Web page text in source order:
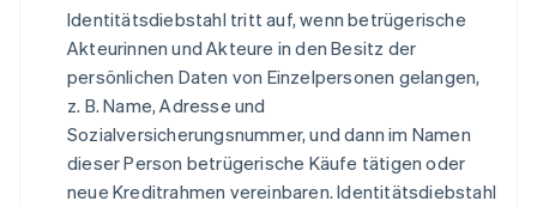
Identitätsdiebstahl tritt auf, wenn betrügerische
Akteurinnen und Akteure in den Besitz der
persönlichen Daten von Einzelpersonen gelangen,
z. B. Name, Adresse und
Sozialversicherungsnummer, und dann im Namen
dieser Person betrügerische Käufe tätigen oder
neue Kreditrahmen vereinbaren. Identitätsdiebstahl